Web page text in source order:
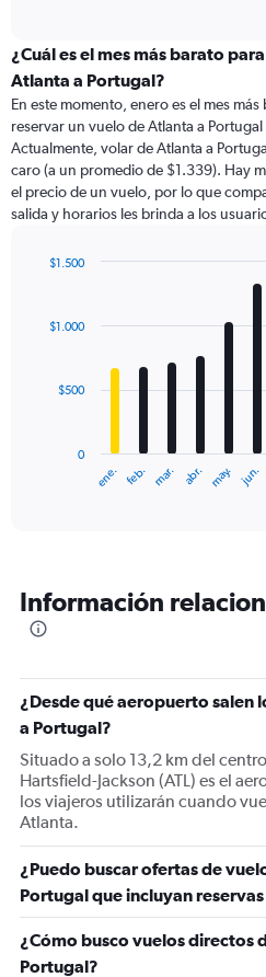
categories.
Range:
categories.
The
chart
has
1
Y
displaying
¿Cuál es el mes más barato
Atlanta a Portugal?
En este momento, enero es el mes
reservar un vuelo de Atlanta a
Actualmente, volar de Atlanta a
caro (a un promedio de $1.339). Hay
el precio de un vuelo, por lo que
salida y horarios les brinda a los
with
12
The
categories.
The
Y
axis
displaying
values.
Range:
0
to
ene. feb. mar. abr. may. jun.
0
$500
$1.000
$1.500
Información
¿Desde qué aeropuerto salen
a Portugal?
Situado a solo 13,2 km del
Hartsfield-Jackson (ATL) es el
los viajeros utilizarán cuando
Atlanta.
¿Puedo buscar ofertas de
Portugal que incluyan
¿Cómo busco vuelos directos
Portugal?